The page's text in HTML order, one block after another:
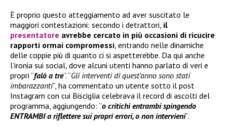
È proprio questo atteggiamento ad aver suscitato le
maggiori contestazioni: secondo i detrattori, il
presentatore avrebbe cercato in più occasioni di ricucire
rapporti ormai compromessi , entrando nelle dinamiche
delle coppie più di quanto ci si aspetterebbe. Da qui anche
l’ironia sui social, dove alcuni utenti hanno parlato di veri e
propri “falò a tre”. “Gli interventi di quest’anno sono stati
imbarazzanti”, ha commentato un utente sotto il post
Instagram con cui Bisciglia celebrava il record di ascolti del
programma, aggiungendo: “o critichi entrambi spingendo
ENTRAMBI a riflettere sui propri errori, o non intervieni”.